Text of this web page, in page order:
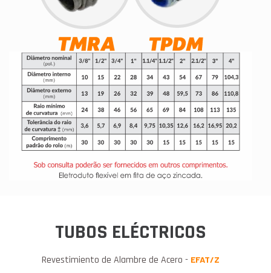
TUBOS ELÉCTRICOS
Revestimiento de Alambre de Acero - EFAT/Z